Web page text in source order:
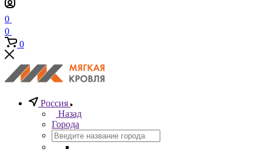
0
0
0
Россия
Назад
Города